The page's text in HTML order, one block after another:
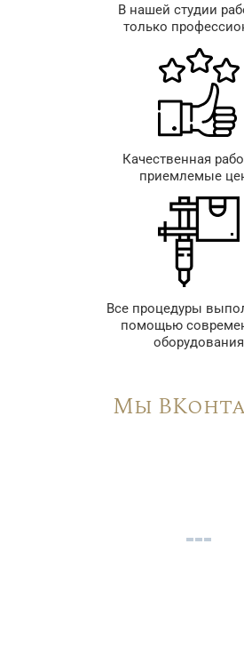
В нашей студии
только
Качественная
приемлемые
Все процедуры
помощью
оборудования
Мы